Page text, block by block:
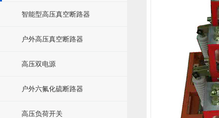
智能型高压真空断路器
户外高压真空断路器
高压双电源
户外六氟化硫断路器
高压负荷开关